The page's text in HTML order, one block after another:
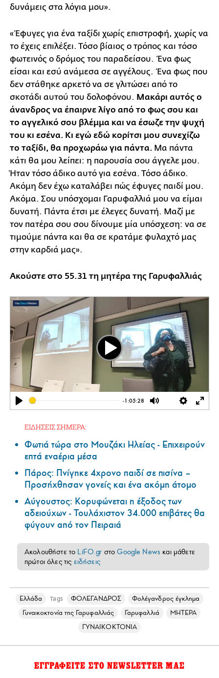
δυνάμεις στα λόγια μου».
«Έφυγες για ένα ταξίδι χωρίς επιστροφή, χωρίς να
το έχεις επιλέξει. Τόσο βίαιος ο τρόπος και τόσο
φωτεινός ο δρόμος του παραδείσου. Ένα φως
είσαι και εσύ ανάμεσα σε αγγέλους. Ένα φως που
δεν στάθηκε αρκετό να σε γλιτώσει από το
σκοτάδι αυτού του δολοφόνου. Μακάρι αυτός ο
άνανδρος να έπαιρνε λίγο από το φως σου και
το αγγελικό σου βλέμμα και να έσωζε την ψυχή
του κι εσένα. Κι εγώ εδώ κορίτσι μου συνεχίζω
το ταξίδι, θα προχωράω για πάντα. Μα πάντα
κάτι θα μου λείπει: η παρουσία σου άγγελε μου.
Ήταν τόσο άδικο αυτό για εσένα. Τόσο άδικο.
Ακόμη δεν έχω καταλάβει πώς έφυγες παιδί μου.
Ακόμα. Σου υπόσχομαι Γαρυφαλλιά μου να είμαι
δυνατή. Πάντα έτσι με έλεγες δυνατή. Μαζί με
τον πατέρα σου σου δίνουμε μία υπόσχεση: να σε
τιμούμε πάντα και θα σε κρατάμε φυλαχτό μας
στην καρδιά μας».
Ακούστε στο 55.31 τη μητέρα της Γαρυφαλλιάς
Play
-1:05:28
Mute Settings
Play
ΕΙΔΗΣΕΙΣ ΣΗΜΕΡΑ:
Φωτιά τώρα στο Μουζάκι Ηλείας - Επιχειρούν
επτά εναέρια μέσα
Πάρος: Πνίγηκε 4χρονο παιδί σε πισίνα –
Προσήχθησαν γονείς και ένα ακόμη άτομο
Αύγουστος: Κορυφώνεται η έξοδος των
αδειούχων - Τουλάχιστον 34.000 επιβάτες θα
φύγουν από τον Πειραιά
Ακολουθήστε το LiFO.gr στοGoogle News και μάθετε
πρώτοι όλες τις ειδήσεις
Ελλάδα Tags ΦΟΛΕΓΑΝΔΡΟΣ
Φολέγανδρος έγκλημα
Γυναικοκτονία της Γαρυφαλλιάς
Γαρυφαλλιά
ΜΗΤΕΡΑ
ΓΥΝΑΙΚΟΚΤΟΝΙΑ
ΕΓΓΡΑΦΕΙΤΕ ΣΤΟ NEWSLETTER ΜΑΣ